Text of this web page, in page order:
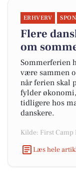
ERHVERV
Flere
om
Sommerferien
være sammen
når ferien skal
fylder
tidligere hos
danskere.
Kilde: First Camp
Læs hele